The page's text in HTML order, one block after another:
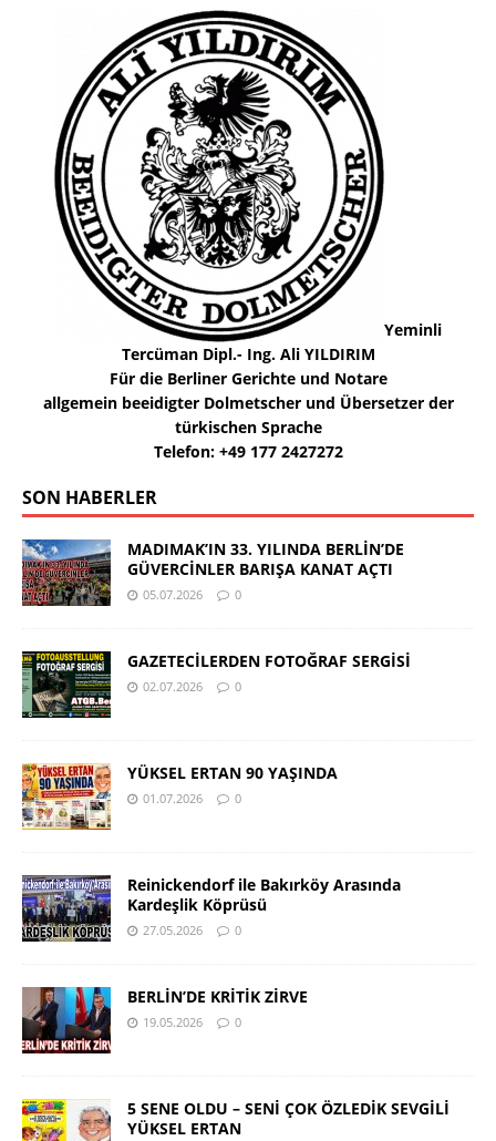
Yeminli
Tercüman Dipl.- Ing. Ali YILDIRIM
Für die Berliner Gerichte und Notare
allgemein beeidigter Dolmetscher und Übersetzer der
türkischen Sprache
Telefon: +49 177 2427272
SON HABERLER
MADIMAK’IN 33. YILINDA BERLİN’DE
GÜVERCİNLER BARIŞA KANAT AÇTI
05.07.2026 0
GAZETECİLERDEN FOTOĞRAF SERGİSİ
02.07.2026 0
YÜKSEL ERTAN 90 YAŞINDA
01.07.2026 0
Reinickendorf ile Bakırköy Arasında
Kardeşlik Köprüsü
27.05.2026 0
BERLİN’DE KRİTİK ZİRVE
19.05.2026 0
5 SENE OLDU – SENİ ÇOK ÖZLEDİK SEVGİLİ
YÜKSEL ERTAN